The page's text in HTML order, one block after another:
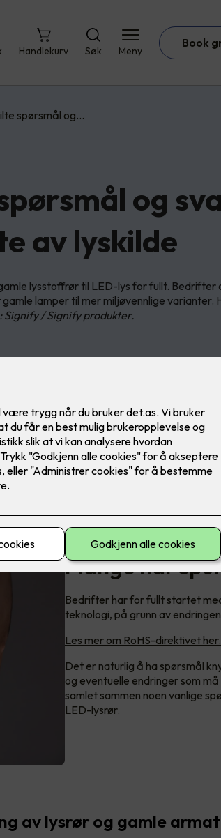
Handlekurv Søk Meny
Book
spørsmål og…
og
av lyskilde
lysstoffrør til LED-lys for fullt. Bedrifter
lamper til mer miljøvennlige varianter.
Signify / Signify produkter.
Utskifting av lysrør - hva
Mange har
Bedrifter har for fullt startet
teknologi, på grunn av
Les mer om RoHS-direktivet her.
Det er naturlig å ha spørsmål
og eventuelle endringer som
samlet sammen noen vanlige
LED-lysrør.
av lysrør og gamle